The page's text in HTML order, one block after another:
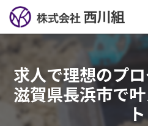
求人で理想のプ
滋賀県長浜市で
ト